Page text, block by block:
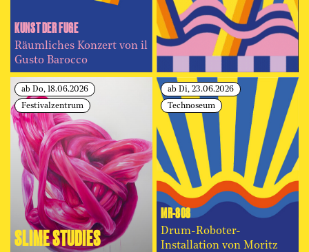
KUNST DER FUGE
Räumliches Konzert von il
Gusto Barocco
ab Do, 18.06.2026
Festivalzentrum
SLIME STUDIES
ab Di, 23.06.2026
Technoseum
MR-808
Drum-Roboter-
Installation von Moritz